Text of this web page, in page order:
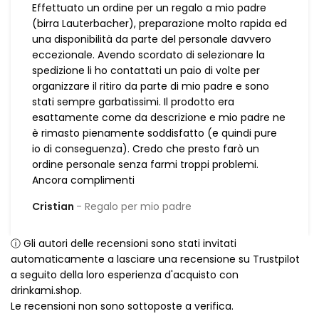
Effettuato un ordine per un regalo a mio padre
(birra Lauterbacher), preparazione molto rapida ed
una disponibilità da parte del personale davvero
eccezionale. Avendo scordato di selezionare la
spedizione li ho contattati un paio di volte per
organizzare il ritiro da parte di mio padre e sono
stati sempre garbatissimi. Il prodotto era
esattamente come da descrizione e mio padre ne
è rimasto pienamente soddisfatto (e quindi pure
io di conseguenza). Credo che presto farò un
ordine personale senza farmi troppi problemi.
Ancora complimenti
Cristian
Regalo per mio padre
ⓘ Gli autori delle recensioni sono stati invitati
automaticamente a lasciare una recensione su Trustpilot
a seguito della loro esperienza d'acquisto con
drinkami.shop.
Le recensioni non sono sottoposte a verifica.